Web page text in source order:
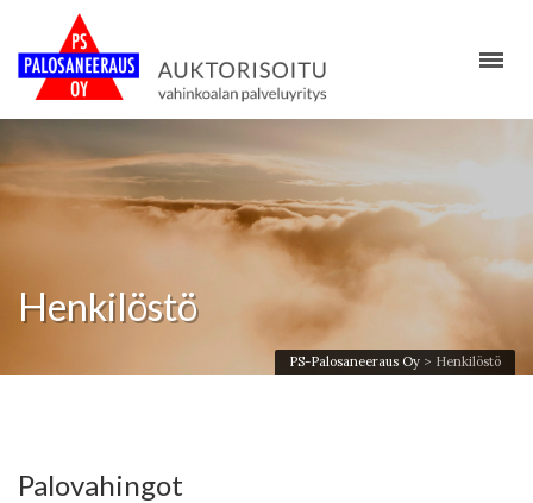
Henkilöstö
PS-Palosaneeraus Oy > Henkilöstö
Palovahingot